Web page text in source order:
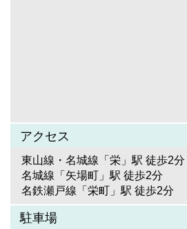
アクセス
東山線・名城線「栄」駅 徒歩2分
名城線「矢場町」駅 徒歩2分
名鉄瀬戸線「栄町」駅 徒歩2分
駐車場